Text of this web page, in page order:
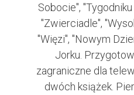
Sobocie",
"Zwierciadle",
"Więzi", "Nowym
Jorku.
zagraniczne dla
dwóch książek.